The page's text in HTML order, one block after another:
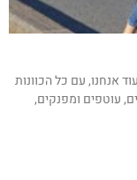
אנחנו, עם כל הכוונות
עוטפים ומפנקים,